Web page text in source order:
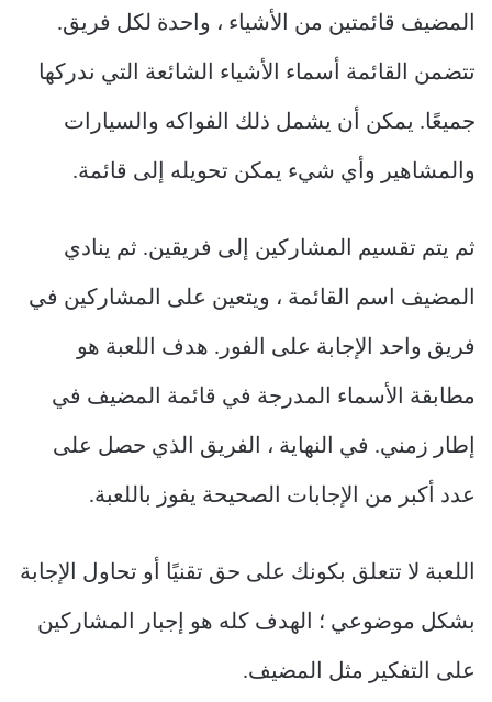
المضيف قائمتين من الأشياء ، واحدة لكل فريق.
تتضمن القائمة أسماء الأشياء الشائعة التي ندركها
جميعًا. يمكن أن يشمل ذلك الفواكه والسيارات
والمشاهير وأي شيء يمكن تحويله إلى قائمة.
ثم يتم تقسيم المشاركين إلى فريقين. ثم ينادي
المضيف اسم القائمة ، ويتعين على المشاركين في
فريق واحد الإجابة على الفور. هدف اللعبة هو
مطابقة الأسماء المدرجة في قائمة المضيف في
إطار زمني. في النهاية ، الفريق الذي حصل على
عدد أكبر من الإجابات الصحيحة يفوز باللعبة.
اللعبة لا تتعلق بكونك على حق تقنيًا أو تحاول الإجابة
بشكل موضوعي ؛ الهدف كله هو إجبار المشاركين
على التفكير مثل المضيف.